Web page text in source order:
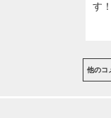
す！
他のコ